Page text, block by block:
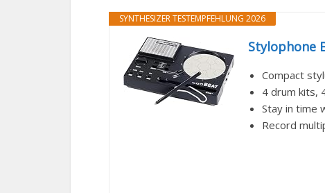
SYNTHESIZER TESTEMPFEHLUNG 2026
Stylophone
Compact
4 drum kits,
Stay in time
Record